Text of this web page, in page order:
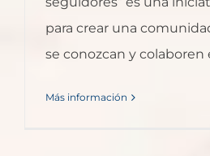
para crear una
se conozcan y colaboren
Más información